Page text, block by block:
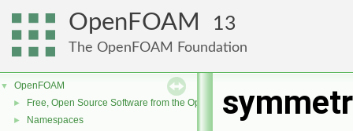
OpenFOAM 13
The OpenFOAM Foundation
▼ OpenFOAM
► Free, Open Source Software from the OpenFOAM Foundation
► Namespaces